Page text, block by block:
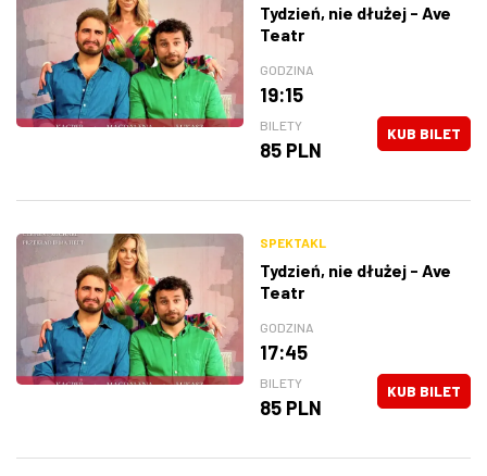
Tydzień, nie dłużej - Ave
Teatr
GODZINA
19:15
BILETY
85 PLN
KUB BILET
SPEKTAKL
Tydzień, nie dłużej - Ave
Teatr
GODZINA
17:45
BILETY
85 PLN
KUB BILET